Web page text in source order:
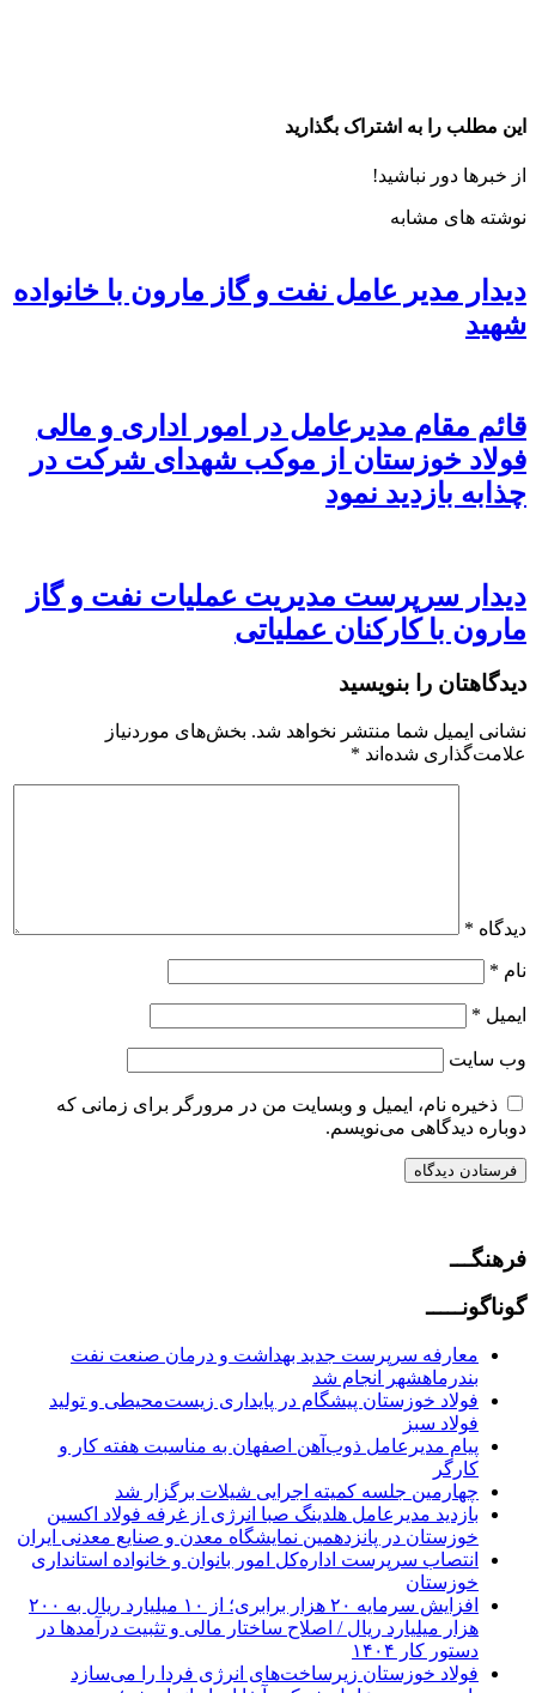
این مطلب را به اشتراک بگذارید
از خبرها دور نباشید!
نوشته های مشابه
دیدار مدیر عامل نفت و گاز مارون با خانواده
شهید
قائم مقام مدیرعامل در امور اداری و مالی
فولاد خوزستان از موکب شهدای شرکت در
چذابه بازدید نمود
دیدار سرپرست مدیریت عملیات نفت و گاز
مارون با کارکنان عملیاتی
دیدگاهتان را بنویسید
نشانی ایمیل شما منتشر نخواهد شد. بخش‌های موردنیاز
علامت‌گذاری شده‌اند *
دیدگاه *
نام *
ایمیل *
وب‌ سایت
ذخیره نام، ایمیل و وبسایت من در مرورگر برای زمانی که
دوباره دیدگاهی می‌نویسم.
فرهنگـــ
گوناگونـــــ
معارفه سرپرست جدید بهداشت و درمان صنعت نفت
بندرماهشهر انجام شد
فولاد خوزستان پیشگام در پایداری زیست‌محیطی و تولید
فولاد سبز
پیام مدیرعامل ذوب‌آهن اصفهان به مناسبت هفته کار و
کارگر
چهارمین جلسه کمیته اجرایی شیلات برگزار شد
بازدید مدیرعامل هلدینگ صبا انرژی از غرفه فولاد اکسین
خوزستان در پانزدهمین نمایشگاه معدن و صنایع معدنی ایران
انتصاب سرپرست اداره‌کل امور بانوان و خانواده استانداری
خوزستان
افزایش سرمایه ۲۰ هزار برابری؛ از ۱۰ میلیارد ریال به ۲۰۰
هزار میلیارد ریال / اصلاح ساختار مالی و تثبیت درآمدها در
دستور کار ۱۴۰۴
فولاد خوزستان زیرساخت‌های انرژی فردا را می‌سازد